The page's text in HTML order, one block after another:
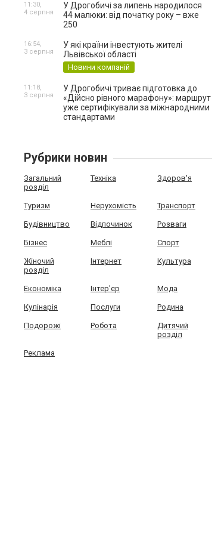
У Дрогобичі за липень народилося
44 малюки: від початку року – вже
250
11:30,
4 серпня
У які країни інвестують жителі
Львівської області
Новини компаній
16:54,
3 серпня
У Дрогобичі триває підготовка до
«Дійсно рівного марафону»: маршрут
уже сертифікували за міжнародними
стандартами
11:18,
3 серпня
Рубрики новин
Загальний
розділ
Техніка Здоров'я
Туризм Нерухомість Транспорт
Будівництво Відпочинок Розваги
Бізнес Меблі Спорт
Жіночий
розділ
Інтернет Культура
Економіка Інтер'єр Мода
Кулінарія Послуги Родина
Подорожі Робота
Дитячий
розділ
Реклама